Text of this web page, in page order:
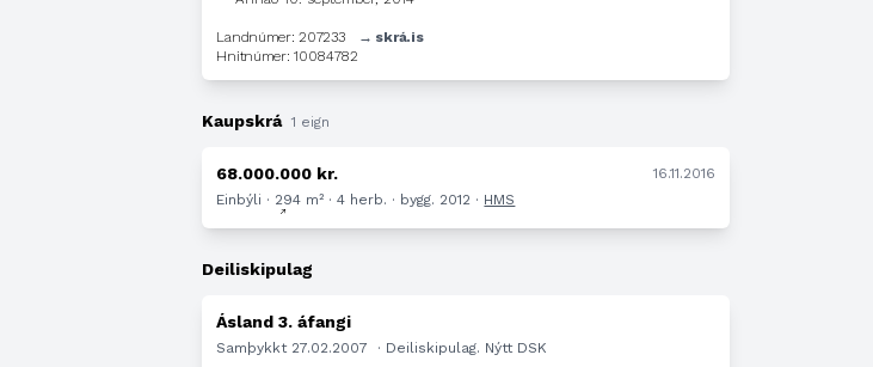
Landnúmer: 207233
→ skrá.is
Hnitnúmer: 10084782
Kaupskrá 1 eign
68.000.000 kr.
16.11.2016
Einbýli · 294 m² · 4 herb. · bygg. 2012 · HMS
Deiliskipulag
Ásland 3. áfangi
Samþykkt 27.02.2007 · Deiliskipulag. Nýtt DSK